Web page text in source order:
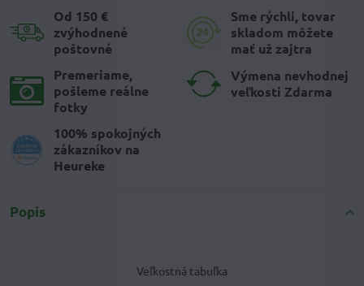
Od 150 €
zvýhodnené
poštovné
Sme rýchli, tovar
skladom môžete
mať už zajtra
Premeriame,
pošleme reálne
fotky
Výmena nevhodnej
veľkosti Zdarma
100% spokojných
zákazníkov na
Heureke
Popis
Veľkostná tabuľka